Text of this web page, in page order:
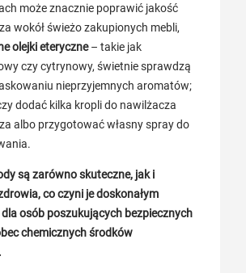
może znacznie poprawić jakość
wokół świeżo zakupionych mebli,
olejki eteryczne– takie jak
czy cytrynowy, świetnie sprawdzą
nieprzyjemnych aromatów;
dodać kilka kropli do nawilżacza
albo przygotować własny spray do
są zarówno skuteczne, jak i
co czyni je doskonałym
osób poszukujących bezpiecznych
chemicznych środków